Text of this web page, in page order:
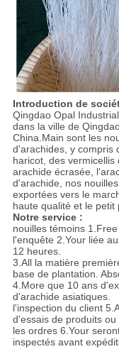
Introduction de
Qingdao Opal
dans la ville de
China.Main sont les
d'arachides, y compris
haricot, des vermicellis
arachide écrasée,
d'arachide, nos
exportées vers le
haute qualité et le petit
Notre service :
nouilles témoins
l'enquête 2.Your liée
12 heures.
3.All la matière
base de plantation.
4.More que 10 ans
d'arachide asiatiques.
l'inspection du client
d'essais de produits ou
les ordres 6.Your
inspectés avant